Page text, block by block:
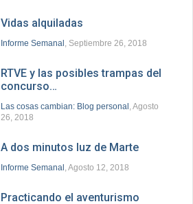
Vidas alquiladas
Informe Semanal , Septiembre 26, 2018
RTVE y las posibles trampas del
concurso…
Las cosas cambian: Blog personal , Agosto
26, 2018
A dos minutos luz de Marte
Informe Semanal , Agosto 12, 2018
Practicando el aventurismo